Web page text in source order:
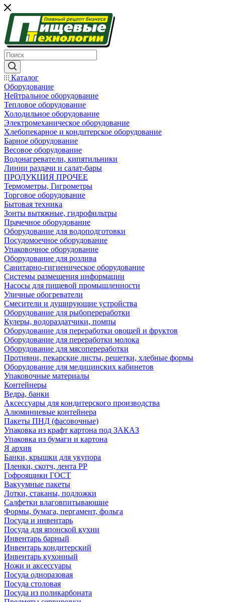
Каталог
Оборудование
Нейтральное оборудование
Тепловое оборудование
Холодильное оборудование
Электромеханическое оборудование
Хлебопекарное и кондитерское оборудование
Барное оборудование
Весовое оборудование
Водонагреватели, кипятильники
Линии раздачи и салат-бары
ПРОДУКЦИЯ ПРОЧЕЕ
Термометры, Гигрометры
Торговое оборудование
Бытовая техника
Зонты вытяжные, гидрофильтры
Прачечное оборудование
Оборудование для водоподготовки
Посудомоечное оборудование
Упаковочное оборудование
Оборудование для розлива
Санитарно-гигиеническое оборудование
Системы размещения информации
Насосы для пищевой промышленности
Уличные обогреватели
Смесители и душирующие устройства
Оборудование для рыбопереработки
Кулеры, водораздатчики, помпы
Оборудование для переработки овощей и фруктов
Оборудование для переработки молока
Оборудование для мясопереработки
Противни, пекарские листы, решетки, хлебные формы
Оборудование для медицинских кабинетов
Упаковочные материалы
Контейнеры
Ведра, банки
Аксессуары для кондитерского производства
Алюминиевые контейнера
Пакеты ПНД (фасовочные)
Упаковка из крафт картона под ЗАКАЗ
Упаковка из бумаги и картона
Я архив
Банки, крышки для укупора
Пленки, скотч, лента РР
Гофроящики ГОСТ
Вакуумные пакеты
Лотки, стаканы, подложки
Салфетки влаговпитывающие
Формы, бумага, пергамент, фольга
Посуда и инвентарь
Посуда для японской кухни
Инвентарь барный
Инвентарь кондитерский
Инвентарь кухонный
Ножи и аксессуары
Посуда одноразовая
Посуда столовая
Посуда из поликарбоната